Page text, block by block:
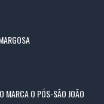
MARCA O PÓS-SÃO JOÃO